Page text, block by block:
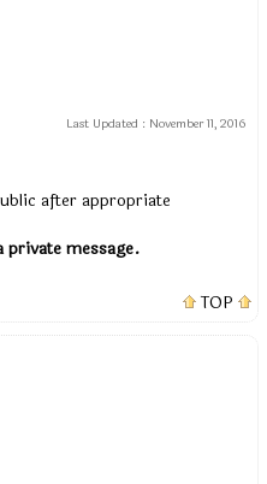
Last Updated : November 11, 2016
after appropriate
private message.
TOP